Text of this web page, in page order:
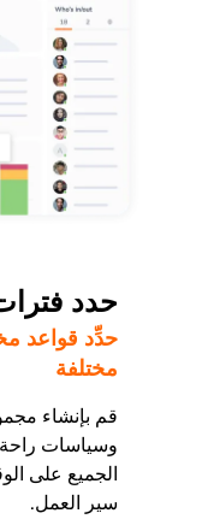
حدد
حدِّد قواعد
مختلفة
قم بإنشاء
وسياسات
الجميع على
سير العمل.